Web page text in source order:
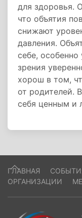
для здоровья.
что объятия
снижают
давления.
себе,
зрения
хорош в том,
от родителей.
себя ценным и
ГЛАВНАЯ
ОРГАНИЗАЦИИ